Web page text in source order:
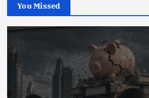
o
n
You Missed